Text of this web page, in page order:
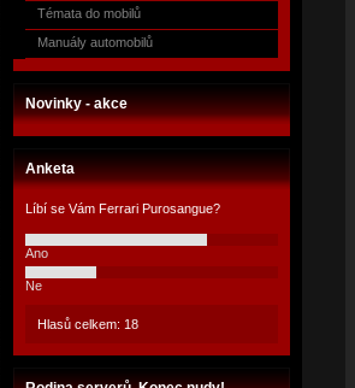
Témata do mobilů
Manuály automobilů
Novinky - akce
Anketa
Líbí se Vám Ferrari Purosangue?
Ano
Ne
Hlasů celkem: 18